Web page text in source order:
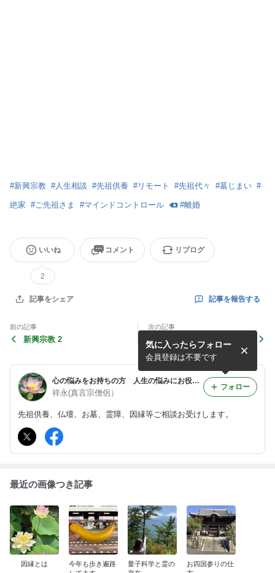
#新興宗教 #人生相談 #先祖供養 #リモート #先祖代々 #墓じまい #
絶家 #ご先祖さま #マインドコントロール #離婚
いいね
2
コメント リブログ
記事をシェア 記事を報告する
前の記事
新興宗教 2
次の記事
心の悩みをお持ちの方 人生の悩みにお役に立ちたいと思います。祥永のブログ
祥永(真言宗僧侶）
先祖供養、仏壇、お墓、霊障、因縁等ご相談お受けします。
気に入ったらフォロー
会員登録は不要です
フォロー
最近の画像つき記事
因縁とは
今年も歩き遍路
量子科学と霊の
お四国参りの仕